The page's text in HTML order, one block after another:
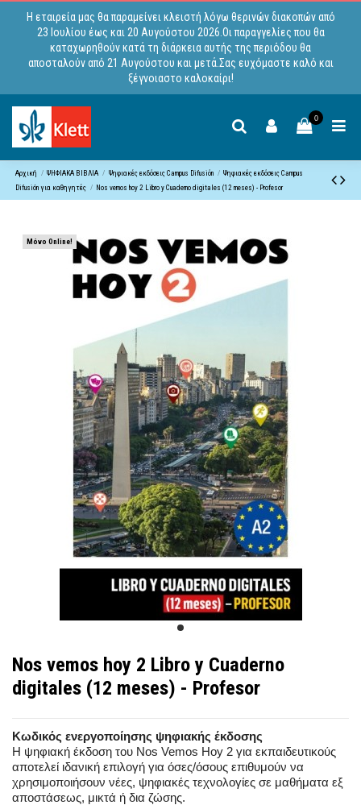
Η εταιρεία μας θα παραμείνει κλειστή λόγω θερινών διακοπών από
23 Ιουλίου έως και 20 Αυγούστου 2026.Οι παραγγελίες που θα
καταχωρηθούν κατά τη διάρκεια αυτής της περιόδου θα
αποσταλούν από 21 Αυγούστου και μετά.Σας ευχόμαστε καλό και
ξέγνοιαστο καλοκαίρι!
0
Αρχική ΨΗΦΙΑΚΑ ΒΙΒΛΙΑ Ψηφιακές εκδόσεις Campus Difusiόn
Ψηφιακές εκδόσεις Campus
Difusión για καθηγητές
Nos vemos hoy 2 Libro y Cuaderno digitales (12 meses) - Profesor
Μόνο Online!
Nos vemos hoy 2 Libro y Cuaderno
digitales (12 meses) - Profesor
Κωδικός ενεργοποίησης ψηφιακής έκδοσης
Η ψηφιακή έκδοση του Nos Vemos Hoy 2 για εκπαιδευτικούς
αποτελεί ιδανική επιλογή για όσες/όσους επιθυμούν να
χρησιμοποιήσουν νέες, ψηφιακές τεχνολογίες σε μαθήματα εξ
αποστάσεως, μικτά ή δια ζώσης.